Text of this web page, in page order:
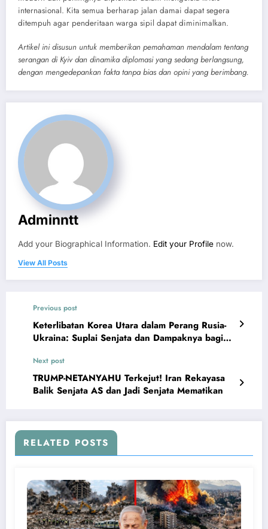
internasional. Kita semua berharap jalan damai dapat segera
ditempuh agar penderitaan warga sipil dapat diminimalkan.
Artikel ini disusun untuk memberikan pemahaman mendalam tentang
serangan di Kyiv dan dinamika diplomasi yang sedang berlangsung,
dengan mengedepankan fakta tanpa bias dan opini yang berimbang.
Adminntt
Add your Biographical Information. Edit your Profile now.
View All Posts
Previous post
Keterlibatan Korea Utara dalam Perang Rusia-
Ukraina: Suplai Senjata dan Dampaknya bagi
Next post
TRUMP-NETANYAHU Terkejut! Iran Rekayasa
Balik Senjata AS dan Jadi Senjata Mematikan
RELATED POSTS